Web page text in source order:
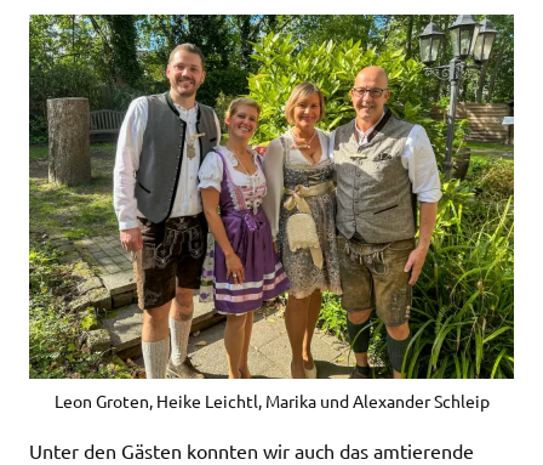
Leon Groten, Heike Leichtl, Marika und Alexander Schleip
Unter den Gästen konnten wir auch das amtierende